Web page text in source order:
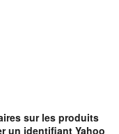
sur les produits
un identifiant Yahoo